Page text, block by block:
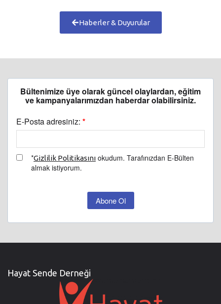
Haberler & Duyurular
Bültenimize üye olarak güncel olaylardan, eğitim
ve kampanyalarımızdan haberdar olabilirsiniz.
E-Posta adresiniz: *
*Gizlilik Politikasını okudum. Tarafınızdan E-Bülten
almak istiyorum.
Abone Ol
Hayat Sende Derneği